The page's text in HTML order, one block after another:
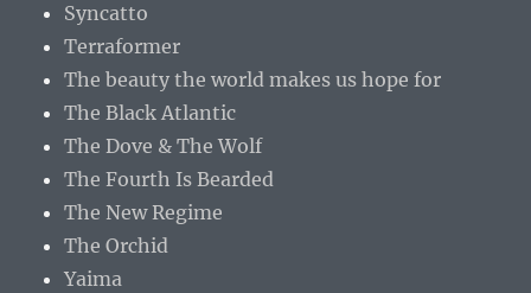
Syncatto
Terraformer
The beauty the world makes us hope for
The Black Atlantic
The Dove & The Wolf
The Fourth Is Bearded
The New Regime
The Orchid
Yaima